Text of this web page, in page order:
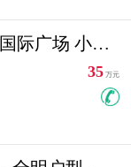
超低首付 富豪青年国际广场 小高层住宅急售
35 万元